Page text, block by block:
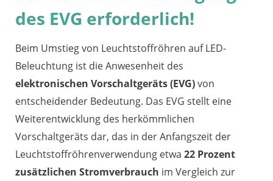
des EVG erforderlich!
Beim Umstieg von Leuchtstoffröhren auf LED-
Beleuchtung ist die Anwesenheit des
elektronischen Vorschaltgeräts (EVG)von
entscheidender Bedeutung. Das EVG stellt eine
Weiterentwicklung des herkömmlichen
Vorschaltgeräts dar, das in der Anfangszeit der
Leuchtstoffröhrenverwendung etwa 22 Prozent
zusätzlichen Stromverbrauch im Vergleich zur